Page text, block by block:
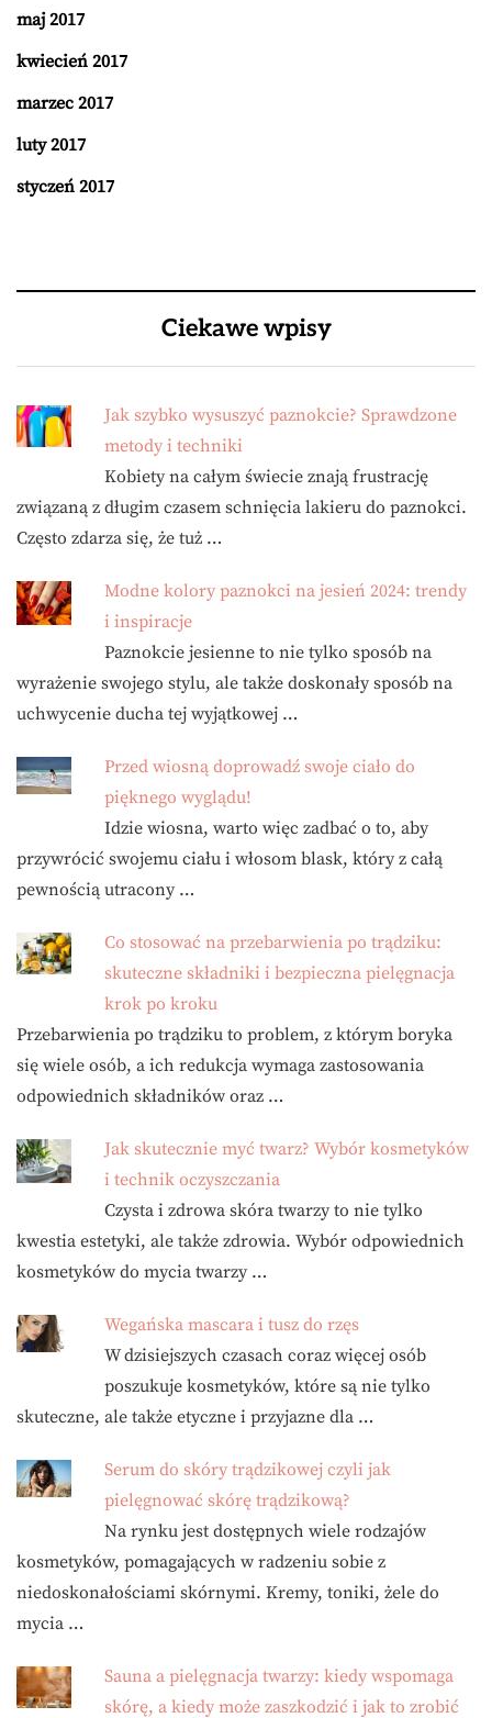
maj 2017
kwiecień 2017
marzec 2017
luty 2017
styczeń 2017
Ciekawe wpisy
Jak szybko wysuszyć paznokcie? Sprawdzone
metody i techniki
Kobiety na całym świecie znają frustrację
związaną z długim czasem schnięcia lakieru do paznokci.
Często zdarza się, że tuż …
Modne kolory paznokci na jesień 2024: trendy
i inspiracje
Paznokcie jesienne to nie tylko sposób na
wyrażenie swojego stylu, ale także doskonały sposób na
uchwycenie ducha tej wyjątkowej …
Przed wiosną doprowadź swoje ciało do
pięknego wyglądu!
Idzie wiosna, warto więc zadbać o to, aby
przywrócić swojemu ciału i włosom blask, który z całą
pewnością utracony …
Co stosować na przebarwienia po trądziku:
skuteczne składniki i bezpieczna pielęgnacja
krok po kroku
Przebarwienia po trądziku to problem, z którym boryka
się wiele osób, a ich redukcja wymaga zastosowania
odpowiednich składników oraz …
Jak skutecznie myć twarz? Wybór kosmetyków
i technik oczyszczania
Czysta i zdrowa skóra twarzy to nie tylko
kwestia estetyki, ale także zdrowia. Wybór odpowiednich
kosmetyków do mycia twarzy …
Wegańska mascara i tusz do rzęs
W dzisiejszych czasach coraz więcej osób
poszukuje kosmetyków, które są nie tylko
skuteczne, ale także etyczne i przyjazne dla …
Serum do skóry trądzikowej czyli jak
pielęgnować skórę trądzikową?
Na rynku jest dostępnych wiele rodzajów
kosmetyków, pomagających w radzeniu sobie z
niedoskonałościami skórnymi. Kremy, toniki, żele do
mycia …
Sauna a pielęgnacja twarzy: kiedy wspomaga
skórę, a kiedy może zaszkodzić i jak to zrobić